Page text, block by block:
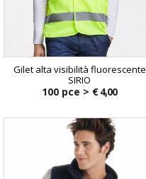
Gilet alta visibilità fluorescente
SIRIO
100 pce > € 4,00